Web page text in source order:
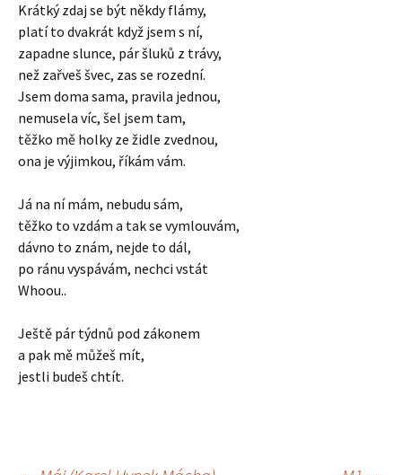
Krátký zdaj se být někdy flámy,
platí to dvakrát když jsem s ní,
zapadne slunce, pár šluků z trávy,
než zařveš švec, zas se rozední.
Jsem doma sama, pravila jednou,
nemusela víc, šel jsem tam,
těžko mě holky ze židle zvednou,
ona je výjimkou, říkám vám.
Já na ní mám, nebudu sám,
těžko to vzdám a tak se vymlouvám,
dávno to znám, nejde to dál,
po ránu vyspávám, nechci vstát
Whoou..
Ještě pár týdnů pod zákonem
a pak mě můžeš mít,
jestli budeš chtít.